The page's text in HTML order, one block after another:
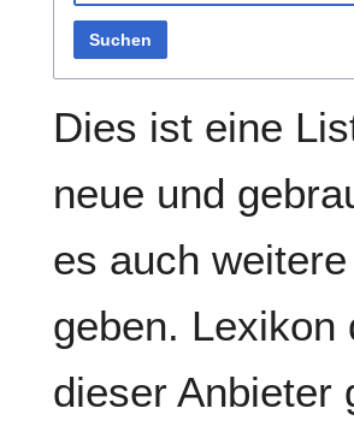
Suchen
Dies ist eine
neue und
es auch
geben. Lexikon
dieser Anbieter